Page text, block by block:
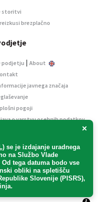
×
se je izdajanje uradnega
na Službo Vlade
Od tega datuma bodo vse
obliki na spletišču
Slovenije (PISRS),
storitvi
brezplačno
podjetju | About
javnega značaja
pogoji
o varstvu osebnih podatkov